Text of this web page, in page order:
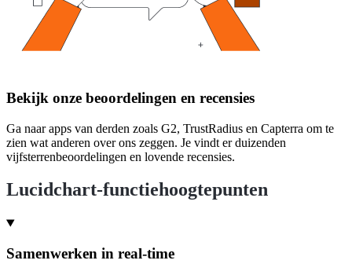
Bekijk onze beoordelingen en recensies
Ga naar apps van derden zoals G2, TrustRadius en Capterra om te
zien wat anderen over ons zeggen. Je vindt er duizenden
vijfsterrenbeoordelingen en lovende recensies.
Lucidchart-functiehoogtepunten
Samenwerken in real-time